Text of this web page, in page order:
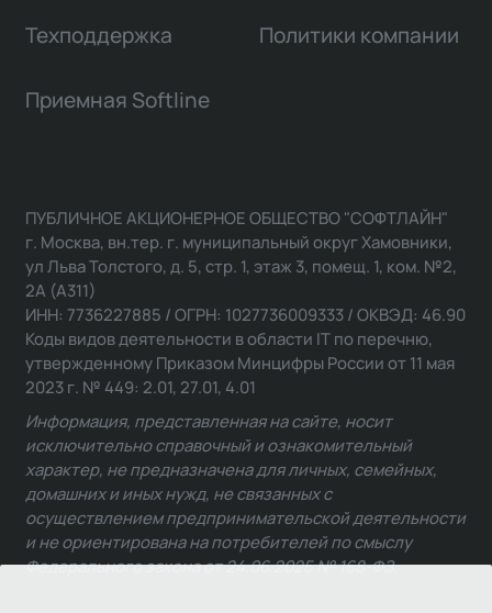
Техподдержка Политики компании
Приемная Softline
ПУБЛИЧНОЕ АКЦИОНЕРНОЕ ОБЩЕСТВО "СОФТЛАЙН"
г. Москва, вн.тер. г. муниципальный округ Хамовники,
ул Льва Толстого, д. 5, стр. 1, этаж 3, помещ. 1, ком. №2,
2А (А311)
ИНН: 7736227885 / ОГРН: 1027736009333 / ОКВЭД: 46.90
Коды видов деятельности в области IT по перечню,
утвержденному Приказом Минцифры России от 11 мая
2023 г. № 449: 2.01, 27.01, 4.01
Информация, представленная на сайте, носит
исключительно справочный и ознакомительный
характер, не предназначена для личных, семейных,
домашних и иных нужд, не связанных с
осуществлением предпринимательской деятельности
и не ориентирована на потребителей по смыслу
Федерального закона от 24.06.2025 № 168-ФЗ.